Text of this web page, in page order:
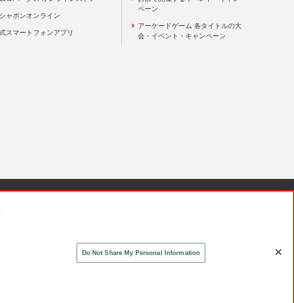
ャポンオンライン
スマートフォンアプリ
ペーン
アーケードゲーム 各タイトルの大
会・イベント・キャンペーン
Do Not Share My Personal Information